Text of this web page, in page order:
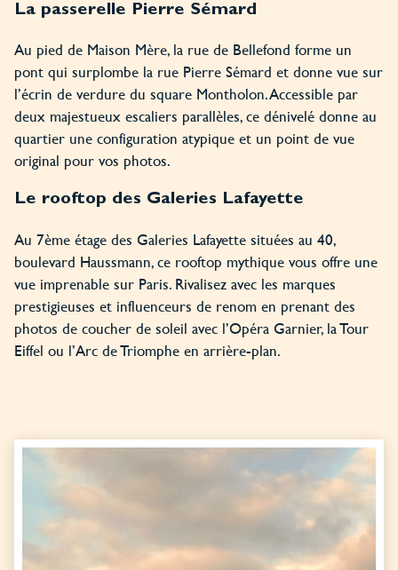
La passerelle Pierre Sémard
Au pied de Maison Mère, la rue de Bellefond forme un
pont qui surplombe la rue Pierre Sémard et donne vue sur
l’écrin de verdure du square Montholon. Accessible par
deux majestueux escaliers parallèles, ce dénivelé donne au
quartier une configuration atypique et un point de vue
original pour vos photos.
Le rooftop des Galeries Lafayette
Au 7ème étage des Galeries Lafayette situées au 40,
boulevard Haussmann, ce rooftop mythique vous offre une
vue imprenable sur Paris. Rivalisez avec les marques
prestigieuses et influenceurs de renom en prenant des
photos de coucher de soleil avec l’Opéra Garnier, la Tour
Eiffel ou l’Arc de Triomphe en arrière-plan.